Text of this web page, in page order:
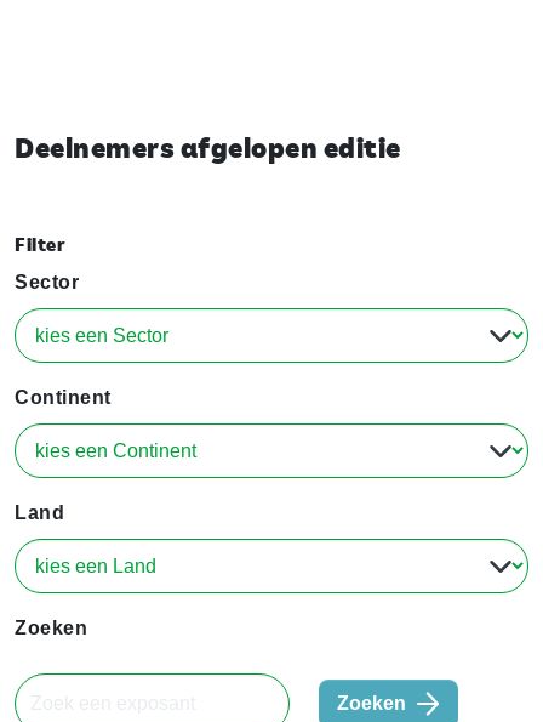
Deelnemers afgelopen editie
Filter
Sector
Continent
Land
Zoeken
Zoeken